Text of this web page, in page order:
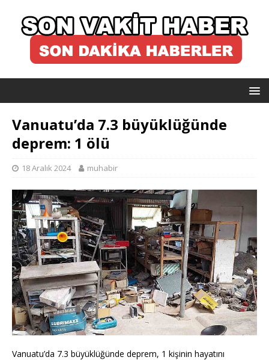
Vanuatu’da 7.3 büyüklüğünde
deprem: 1 ölü
18 Aralık 2024 muhabir
Vanuatu’da 7.3 büyüklüğünde deprem, 1 kişinin hayatını